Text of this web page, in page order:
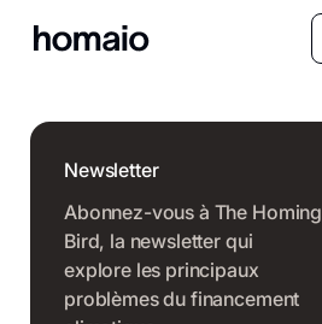
Newsletter
Abonnez-vous à The Homing
Bird, la newsletter qui
explore les principaux
problèmes du financement